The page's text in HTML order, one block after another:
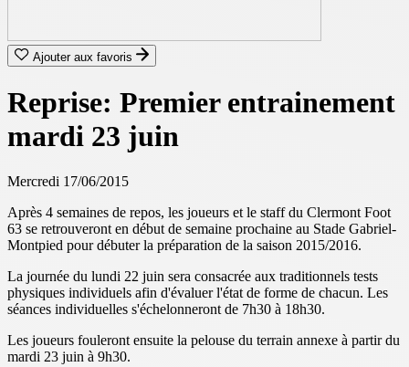
Ajouter aux favoris
Reprise: Premier entrainement
mardi 23 juin
Mercredi 17/06/2015
Après 4 semaines de repos, les joueurs et le staff du Clermont Foot
63 se retrouveront en début de semaine prochaine au Stade Gabriel-
Montpied pour débuter la préparation de la saison 2015/2016.
La journée du lundi 22 juin sera consacrée aux traditionnels tests
physiques individuels afin d'évaluer l'état de forme de chacun. Les
séances individuelles s'échelonneront de 7h30 à 18h30.
Les joueurs fouleront ensuite la pelouse du terrain annexe à partir du
mardi 23 juin à 9h30.